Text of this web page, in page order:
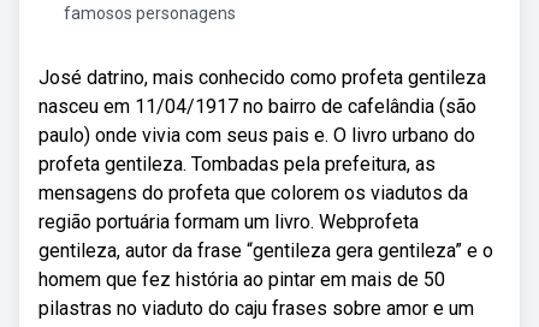
famosos personagens
José datrino, mais conhecido como profeta gentileza
nasceu em 11/04/1917 no bairro de cafelândia (são
paulo) onde vivia com seus pais e. O livro urbano do
profeta gentileza. Tombadas pela prefeitura, as
mensagens do profeta que colorem os viadutos da
região portuária formam um livro. Webprofeta
gentileza, autor da frase “gentileza gera gentileza” e o
homem que fez história ao pintar em mais de 50
pilastras no viaduto do caju frases sobre amor e um